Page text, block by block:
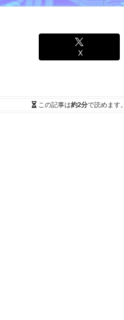
X
この記事は約2分で読めます。